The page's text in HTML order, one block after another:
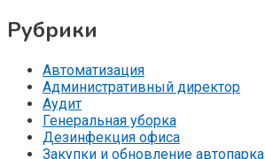
Рубрики
Автоматизация
Административный директор
Аудит
Генеральная уборка
Дезинфекция офиса
Закупки и обновление автопарка